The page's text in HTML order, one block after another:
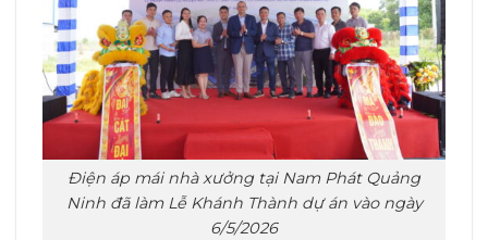
Điện áp mái nhà xưởng tại Nam Phát Quảng
Ninh đã làm Lễ Khánh Thành dự án vào ngày
6/5/2026